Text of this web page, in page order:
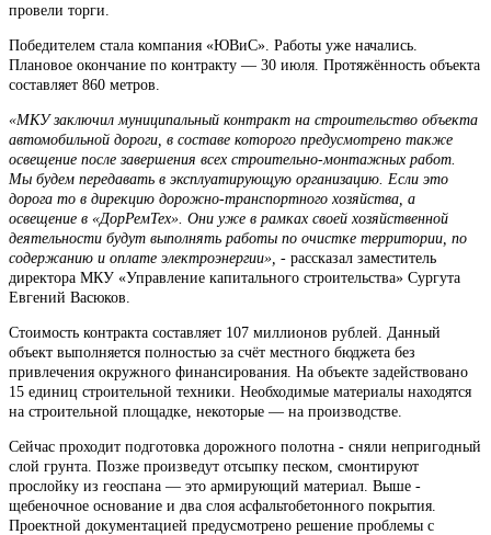
провели торги.
Победителем стала компания «ЮВиС». Работы уже начались.
Плановое окончание по контракту — 30 июля. Протяжённость объекта
составляет 860 метров.
«МКУ заключил муниципальный контракт на строительство объекта
автомобильной дороги, в составе которого предусмотрено также
освещение после завершения всех строительно-монтажных работ.
Мы будем передавать в эксплуатирующую организацию. Если это
дорога то в дирекцию дорожно-транспортного хозяйства, а
освещение в «ДорРемТех». Они уже в рамках своей хозяйственной
деятельности будут выполнять работы по очистке территории, по
содержанию и оплате электроэнергии», - рассказал заместитель
директора МКУ «Управление капитального строительства» Сургута
Евгений Васюков.
Стоимость контракта составляет 107 миллионов рублей. Данный
объект выполняется полностью за счёт местного бюджета без
привлечения окружного финансирования. На объекте задействовано
15 единиц строительной техники. Необходимые материалы находятся
на строительной площадке, некоторые — на производстве.
Сейчас проходит подготовка дорожного полотна - сняли непригодный
слой грунта. Позже произведут отсыпку песком, смонтируют
прослойку из геоспана — это армирующий материал. Выше -
щебеночное основание и два слоя асфальтобетонного покрытия.
Проектной документацией предусмотрено решение проблемы с